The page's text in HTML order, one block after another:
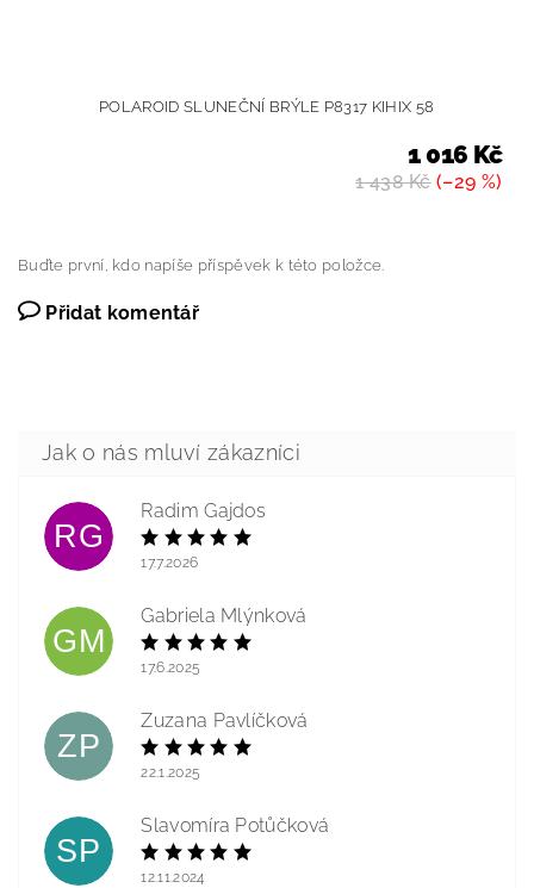
POLAROID SLUNEČNÍ BRÝLE P8317 KIHIX 58
1 438 Kč(–29 %)
1 016 Kč
Buďte první, kdo napíše příspěvek k této položce.
Přidat komentář
RG
Radim Gajdos
17.7.2026
GM
Gabriela Mlýnková
17.6.2025
ZP
Zuzana Pavlíčková
22.1.2025
SP
Slavomíra Potůčková
12.11.2024